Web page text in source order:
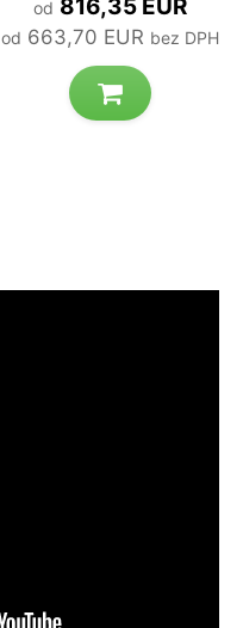
od 816,35 EUR
od 663,70 EUR bez DPH